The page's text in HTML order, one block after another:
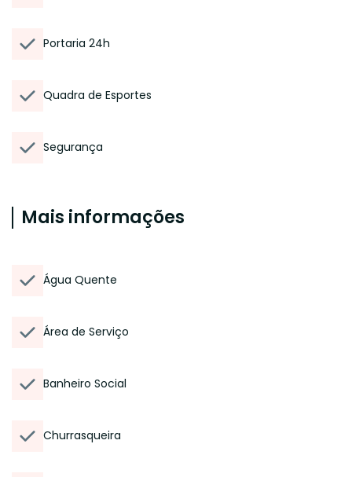
Portaria 24h
Quadra de Esportes
Segurança
Mais informações
Água Quente
Área de Serviço
Banheiro Social
Churrasqueira